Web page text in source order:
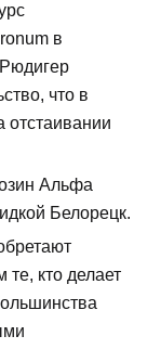
в
что в
отстаивании
Альфа
Белорецк.
кто делает